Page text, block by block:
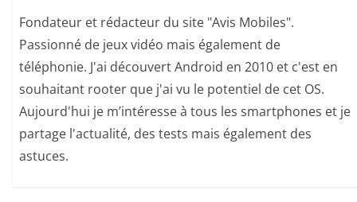
Fondateur et rédacteur du site "Avis Mobiles".
Passionné de jeux vidéo mais également de
téléphonie. J'ai découvert Android en 2010 et c'est en
souhaitant rooter que j'ai vu le potentiel de cet OS.
Aujourd'hui je m’intéresse à tous les smartphones et je
partage l'actualité, des tests mais également des
astuces.